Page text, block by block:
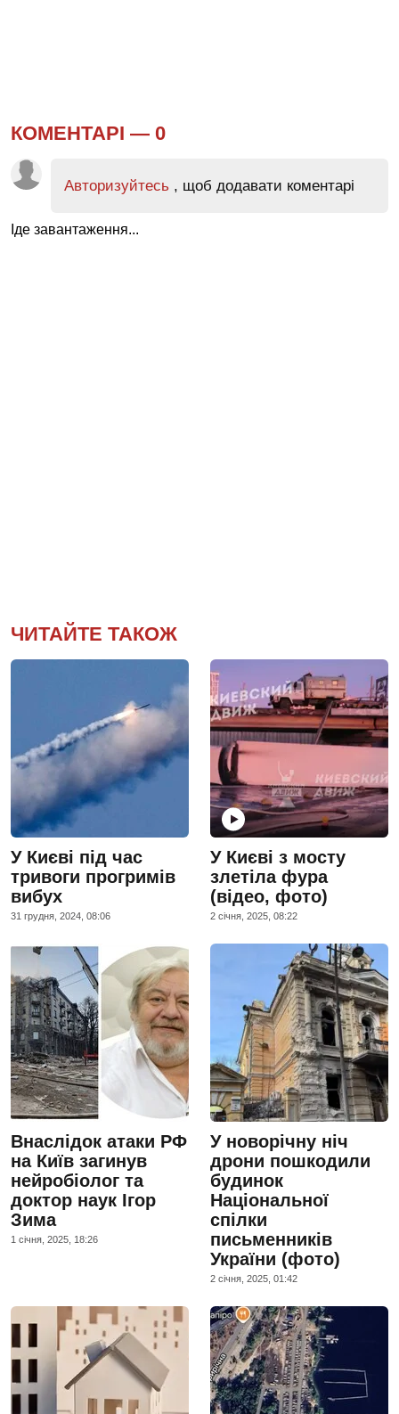
КОМЕНТАРІ — 0
Авторизуйтесь , щоб додавати коментарі
Іде завантаження...
ЧИТАЙТЕ ТАКОЖ
У Києві під час
тривоги прогримів
вибух
31 грудня, 2024, 08:06
У Києві з мосту
злетіла фура
(відео, фото)
2 сiчня, 2025, 08:22
Внаслідок атаки РФ
на Київ загинув
нейробіолог та
доктор наук Ігор
Зима
1 сiчня, 2025, 18:26
У новорічну ніч
дрони пошкодили
будинок
Національної
спілки
письменників
України (фото)
2 сiчня, 2025, 01:42